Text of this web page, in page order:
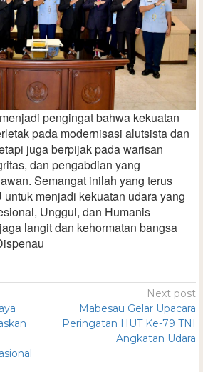
pengingat bahwa kekuatan
pada modernisasi alutsista dan
juga berpijak pada warisan
dan pengabdian yang
Semangat inilah yang terus
menjadi kekuatan udara yang
Unggul, dan Humanis
langit dan kehormatan bangsa
Next post
Mabesau Gelar Upacara
Peringatan HUT Ke-79 TNI
Angkatan Udara